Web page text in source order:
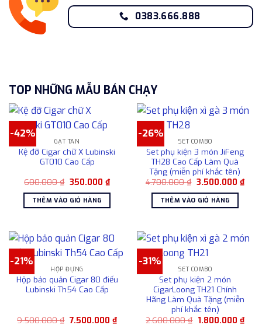
0383.666.888
TOP NHỮNG MẪU BÁN CHẠY
-42%
GẠT TÀN
Kệ đỡ Cigar chữ X Lubinski
GT010 Cao Cấp
600.000₫ Giá
là:
600.000 ₫.
350.000 ₫Giá
hiện
tại
350.000 ₫.
THÊM VÀO GIỎ HÀNG
-26%
SET COMBO
Set phụ kiện 3 món JiFeng
TH28 Cao Cấp Làm Quà
Tặng (miễn phí khắc tên)
4.700.000₫ Giá
là:
4.700.000 ₫.
3.500.000 ₫Giá
hiện
THÊM VÀO GIỎ HÀNG
-21%
HỘP ĐỰNG
Hộp bảo quản Cigar 80 điếu
Lubinski Th54 Cao Cấp
9.500.000₫ Giá
7.500.000 ₫Giá
-31%
SET COMBO
Set phụ kiện 2 món
CigarLoong TH21 Chính
Hãng Làm Quà Tặng (miễn
phí khắc tên)
2.600.000₫ Giá
1.800.000 ₫Giá